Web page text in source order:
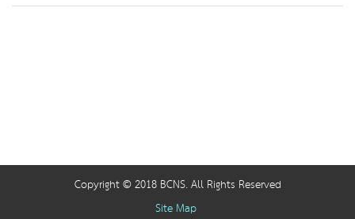
Copyright © 2018 BCNS. All Rights Reserved
Site Map